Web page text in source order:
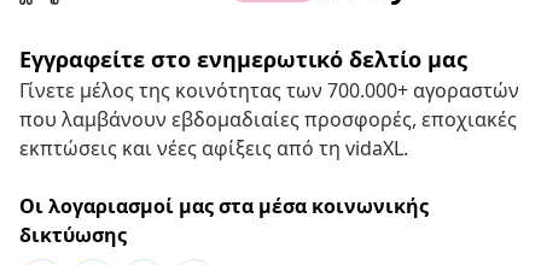
Εγγραφείτε στο ενημερωτικό δελτίο μας
Γίνετε μέλος της κοινότητας των 700.000+ αγοραστών
που λαμβάνουν εβδομαδιαίες προσφορές, εποχιακές
εκπτώσεις και νέες αφίξεις από τη vidaXL.
Οι λογαριασμοί μας στα μέσα κοινωνικής
δικτύωσης